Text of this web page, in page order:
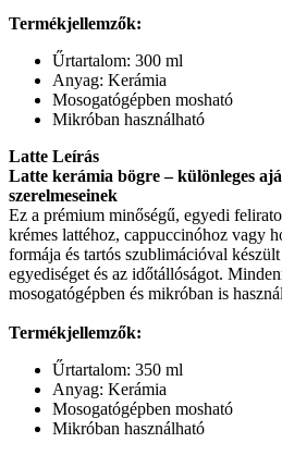
Termékjellemzők:
Űrtartalom: 300 ml
Anyag: Kerámia
Mosogatógépben mosható
Mikróban használható
Latte Leírás
Latte kerámia bögre – különleges
szerelmeseinek
Ez a prémium minőségű, egyedi
krémes lattéhoz, cappuccinóhoz vagy
formája és tartós szublimációval
egyediséget és az időtállóságot.
mosogatógépben és mikróban is
Termékjellemzők:
Űrtartalom: 350 ml
Anyag: Kerámia
Mosogatógépben mosható
Mikróban használható